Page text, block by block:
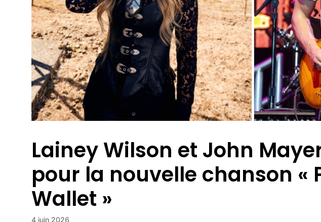
Lainey Wilson et John
pour la nouvelle chanson «
Wallet »
4 juin 2026